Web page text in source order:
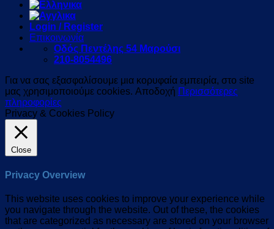
Login / Register
Επικοινωνία
Οδός Πεντέλης 54 Μαρούσι
210-8054496
Για να σας εξασφαλίσουμε μια κορυφαία εμπειρία, στο site
μας χρησιμοποιούμε cookies. Αποδοχή Περισσότερες
πληροφορίες
Privacy & Cookies Policy
Close
Privacy Overview
This website uses cookies to improve your experience while
you navigate through the website. Out of these, the cookies
that are categorized as necessary are stored on your browser